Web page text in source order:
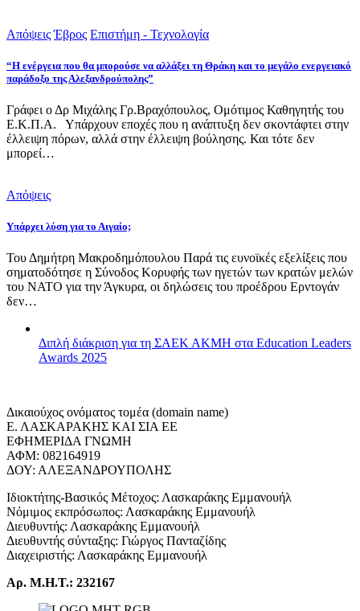
Απόψεις Έβρος Επιστήμη - Τεχνολογία
“Η ενέργεια που θα μπορούσε να αλλάξει τη Θράκη και το μεγάλο ενεργειακό
παράδοξο της Αλεξανδρούπολης”
Γράφει ο Δρ Μιχάλης Γρ.Βραχόπουλος, Ομότιμος Καθηγητής του
Ε.Κ.Π.Α. Υπάρχουν εποχές που η ανάπτυξη δεν σκοντάφτει στην
έλλειψη πόρων, αλλά στην έλλειψη βούλησης. Και τότε δεν
μπορεί…
Απόψεις
Υπάρχει λύση για το Αιγαίο;
Του Δημήτρη Μακροδημόπουλου Παρά τις ευνοϊκές εξελίξεις που
σηματοδότησε η Σύνοδος Κορυφής των ηγετών των κρατών μελών
του ΝΑΤΟ για την Άγκυρα, οι δηλώσεις του προέδρου Ερντογάν
δεν…
Διπλή διάκριση για τη ΣΑΕΚ ΑΚΜΗ στα Education Leaders
Awards 2025
Δικαιούχος ονόματος τομέα (domain name)
Ε. ΛΑΣΚΑΡΑΚΗΣ ΚΑΙ ΣΙΑ ΕΕ
ΕΦΗΜΕΡΙΔΑ ΓΝΩΜΗ
ΑΦΜ: 082164919
ΔΟΥ: ΑΛΕΞΑΝΔΡΟΥΠΟΛΗΣ
Ιδιοκτήτης-Βασικός Μέτοχος: Λασκαράκης Εμμανουήλ
Νόμιμος εκπρόσωπος: Λασκαράκης Εμμανουήλ
Διευθυντής: Λασκαράκης Εμμανουήλ
Διευθυντής σύνταξης: Γιώργος Πανταζίδης
Διαχειριστής: Λασκαράκης Εμμανουήλ
Αρ. Μ.Η.Τ.: 232167